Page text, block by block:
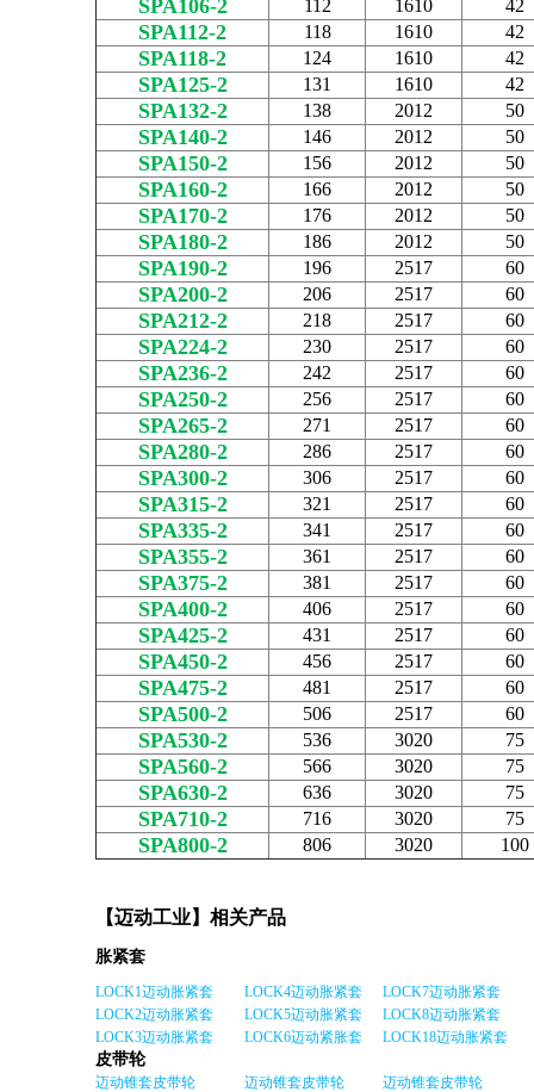
SPA106-2 112 1610 42
SPA112-2 118 1610 42
SPA118-2 124 1610 42
SPA125-2 131 1610 42
SPA132-2 138 2012 50
SPA140-2 146 2012 50
SPA150-2 156 2012 50
SPA160-2 166 2012 50
SPA170-2 176 2012 50
SPA180-2 186 2012 50
SPA190-2 196 2517 60
SPA200-2 206 2517 60
SPA212-2 218 2517 60
SPA224-2 230 2517 60
SPA236-2 242 2517 60
SPA250-2 256 2517 60
SPA265-2 271 2517 60
SPA280-2 286 2517 60
SPA300-2 306 2517 60
SPA315-2 321 2517 60
SPA335-2 341 2517 60
SPA355-2 361 2517 60
SPA375-2 381 2517 60
SPA400-2 406 2517 60
SPA425-2 431 2517 60
SPA450-2 456 2517 60
SPA475-2 481 2517 60
SPA500-2 506 2517 60
SPA530-2 536 3020 75
SPA560-2 566 3020 75
SPA630-2 636 3020 75
SPA710-2 716 3020 75
SPA800-2 806 3020 100
【迈动工业】相关产品
胀紧套
LOCK1迈动胀紧套 LOCK4迈动胀紧套
LOCK7迈动胀紧套
LOCK2迈动胀紧套
LOCK5迈动胀紧套
LOCK8迈动胀紧套
LOCK3迈动胀紧套
LOCK6迈动紧胀套 LOCK18迈动胀紧套
皮带轮
迈动锥套皮带轮
迈动锥套皮带轮
迈动锥套皮带轮